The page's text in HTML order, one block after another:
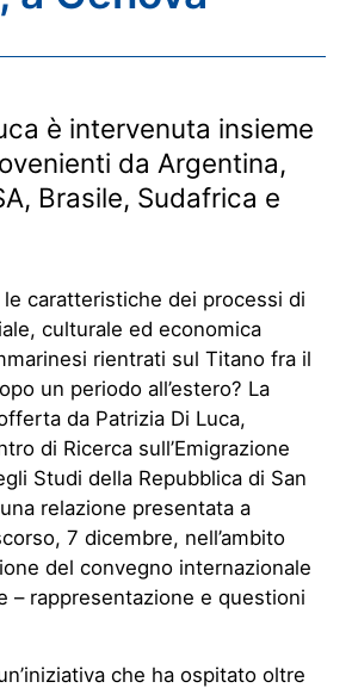
è intervenuta insieme
da Argentina,
Brasile, Sudafrica e
caratteristiche dei processi di
culturale ed economica
rientrati sul Titano fra il
un periodo all’estero? La
da Patrizia Di Luca,
di Ricerca sull’Emigrazione
Studi della Repubblica di San
relazione presentata a
7 dicembre, nell’ambito
del convegno internazionale
– rappresentazione e questioni
che ha ospitato oltre